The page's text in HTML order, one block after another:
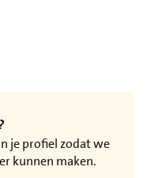
je profiel zodat we
kunnen maken.